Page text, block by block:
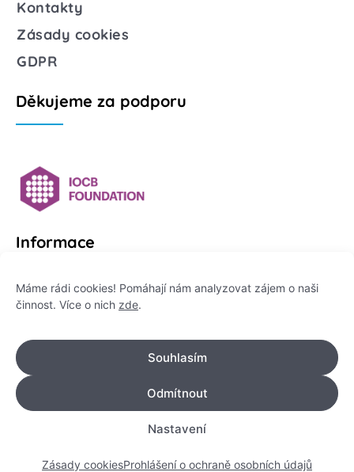
Máme rádi cookies! Pomáhají nám analyzovat zájem o naši
činnost. Více o nich zde.
Souhlasím
Odmítnout
Nastavení
Zásady cookiesProhlášení o ochraně osobních údajů
Kontakty
Zásady cookies
GDPR
Děkujeme za podporu
Informace
Platformu Zeptej se vědce provozuje:
IČO: 178 47 389
Flemingovo náměstí 542/2,
Dejvice, 160 00 Praha 6
info@zeptejsevedce.cz